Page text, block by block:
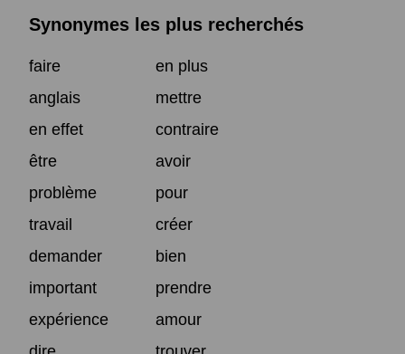
Synonymes les plus recherchés
faire
en plus
anglais
mettre
en effet
contraire
être
avoir
problème
pour
travail
créer
demander
bien
important
prendre
expérience
amour